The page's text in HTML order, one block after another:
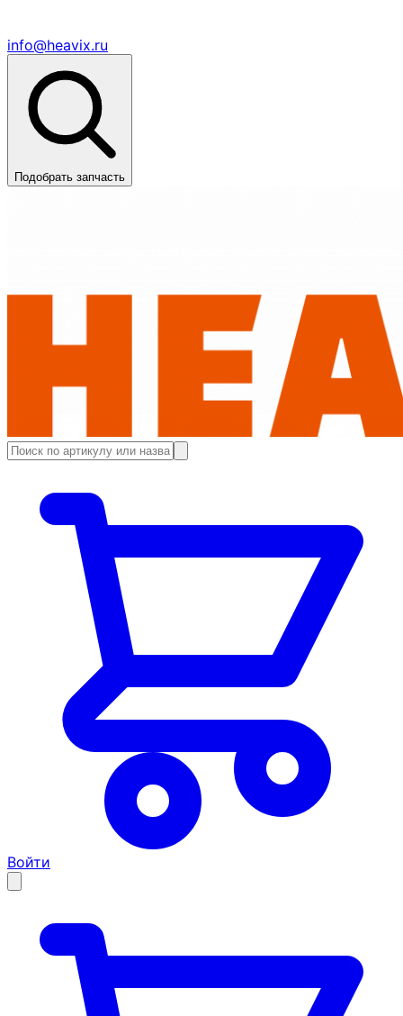
info@heavix.ru
Подобрать запчасть
Войти